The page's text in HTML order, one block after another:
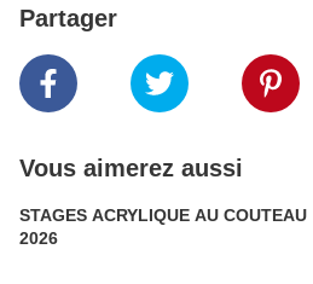
Partager
Vous aimerez aussi
STAGES ACRYLIQUE AU COUTEAU
2026